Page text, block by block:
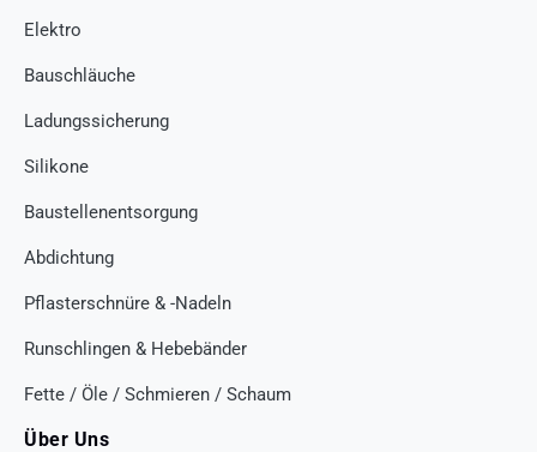
Elektro
Bauschläuche
Ladungssicherung
Silikone
Baustellenentsorgung
Abdichtung
Pflasterschnüre & -Nadeln
Runschlingen & Hebebänder
Fette / Öle / Schmieren / Schaum
Über Uns